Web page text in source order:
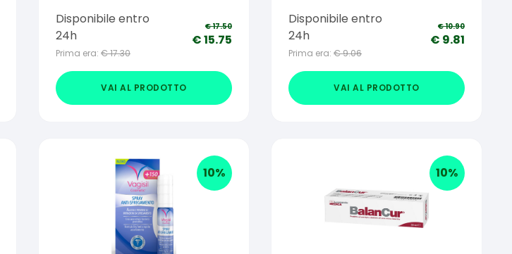
Disponibile entro
24h
Prima era: €17.30
€17.50
€15.75
VAI AL PRODOTTO
Disponibile entro
24h
Prima era: €9.06
€10.90
€ 9.81
VAI AL PRODOTTO
10% 10%